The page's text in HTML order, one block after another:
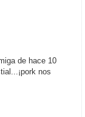
de hace 10
nos